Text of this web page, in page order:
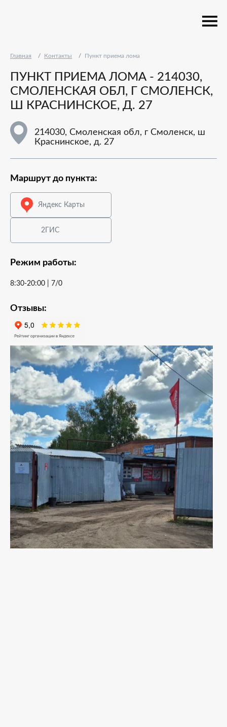
Главная Контакты Пункт приема лома
ПУНКТ ПРИЕМА ЛОМА - 214030,
СМОЛЕНСКАЯ ОБЛ, Г СМОЛЕНСК,
Ш КРАСНИНСКОЕ, Д. 27
214030, Смоленская обл, г Смоленск, ш
Краснинское, д. 27
Маршрут до пункта:
Яндекс Карты
2ГИС
Режим работы:
8:30-20:00 | 7/0
Отзывы: